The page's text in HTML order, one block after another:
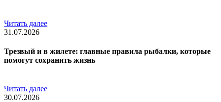
Читать далее
31.07.2026
Трезвый и в жилете: главные правила рыбалки, которые
помогут сохранить жизнь
Читать далее
30.07.2026